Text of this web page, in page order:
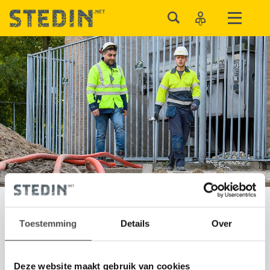
Toestemming Details Over
Deze website maakt gebruik van cookies
Energie opwekken